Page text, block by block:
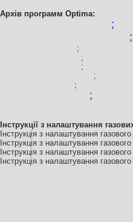
Архів программ Optima:
;
;
;
;
;
;
;
;
Інструкції з налаштування
Інструкція з налаштування
Інструкція з налаштування
Інструкція з налаштування
Інструкція з налаштування